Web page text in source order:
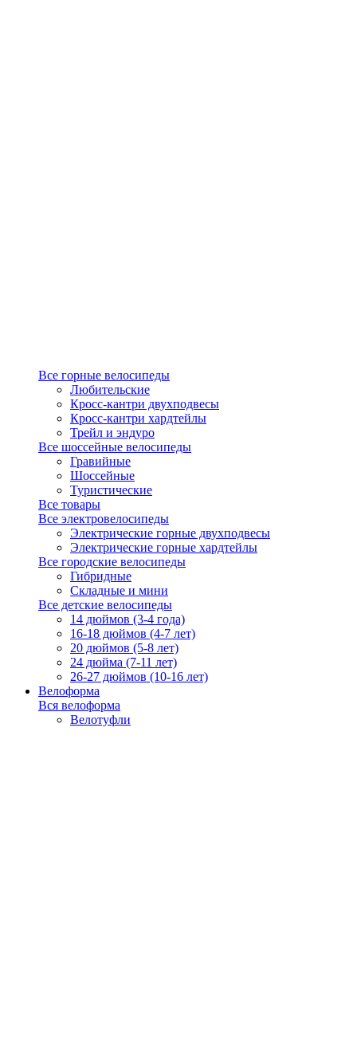
Все горные велосипеды
Любительские
Кросс-кантри двухподвесы
Кросс-кантри хардтейлы
Трейл и эндуро
Все шоссейные велосипеды
Гравийные
Шоссейные
Туристические
Все товары
Все электровелосипеды
Электрические горные двухподвесы
Электрические горные хардтейлы
Все городские велосипеды
Гибридные
Складные и мини
Все детские велосипеды
14 дюймов (3-4 года)
16-18 дюймов (4-7 лет)
20 дюймов (5-8 лет)
24 дюйма (7-11 лет)
26-27 дюймов (10-16 лет)
Велоформа
Вся велоформа
Велотуфли